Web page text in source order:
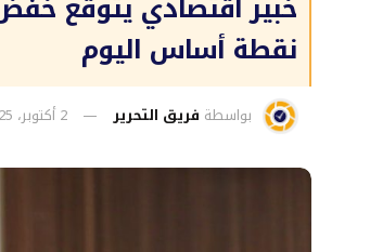
نقطة أساس اليوم
بواسطة فريق التحرير 2 أكتوبر، 2025